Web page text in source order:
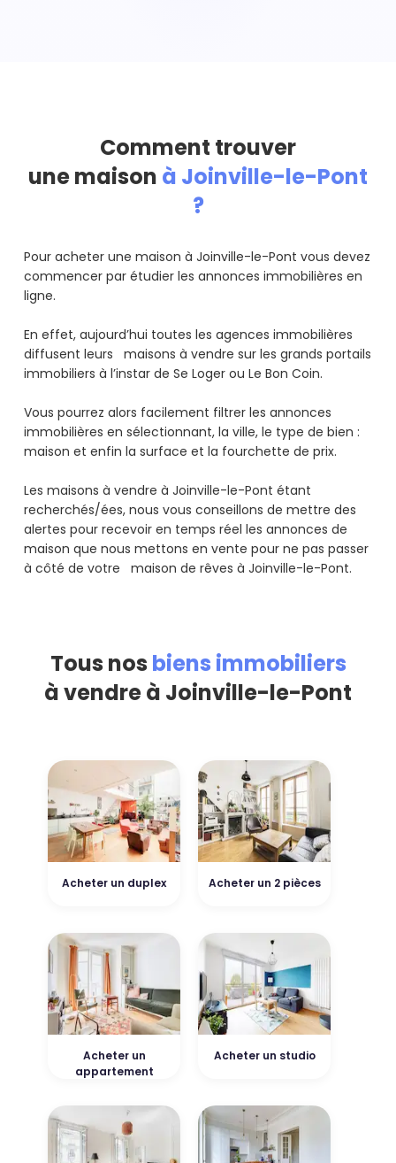
Comment trouver
une maison à Joinville-le-Pont
?
Pour acheter une maison à Joinville-le-Pont vous devez
commencer par étudier les annonces immobilières en
ligne.
En effet, aujourd’hui toutes les agences immobilières
diffusent leurs maisons à vendre sur les grands portails
immobiliers à l’instar de Se Loger ou Le Bon Coin.
Vous pourrez alors facilement filtrer les annonces
immobilières en sélectionnant, la ville, le type de bien :
maison et enfin la surface et la fourchette de prix.
Les maisons à vendre à Joinville-le-Pont étant
recherchés/ées, nous vous conseillons de mettre des
alertes pour recevoir en temps réel les annonces de
maison que nous mettons en vente pour ne pas passer
à côté de votre maison de rêves à Joinville-le-Pont.
Tous nos biens immobiliers
à vendre à Joinville-le-Pont
Acheter un duplex Acheter un 2 pièces
Acheter un
appartement
Acheter un studio